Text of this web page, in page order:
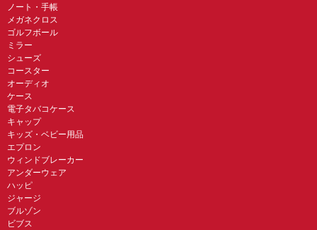
ノート・手帳
メガネクロス
ゴルフボール
ミラー
シューズ
コースター
オーディオ
ケース
電子タバコケース
キャップ
キッズ・ベビー用品
エプロン
ウィンドブレーカー
アンダーウェア
ハッピ
ジャージ
ブルゾン
ビブス